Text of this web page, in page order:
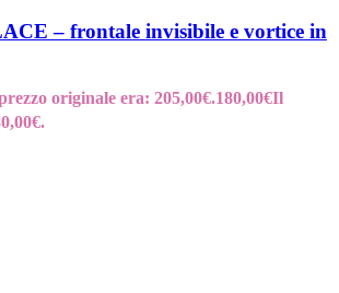
– frontale invisibile e vortice in
originale era: 205,00€.180,00€Il